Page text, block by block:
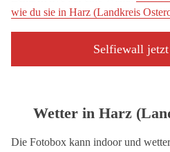
wie du sie in Harz (Landkreis
Selfiewall
Wetter in Harz
Die Fotobox kann indoor und